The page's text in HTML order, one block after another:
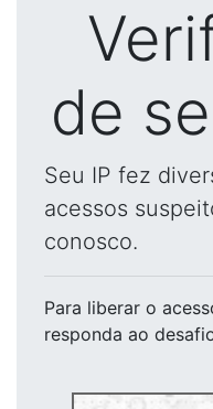
de
Seu IP fez
acessos
conosco.
Para liberar o
responda ao